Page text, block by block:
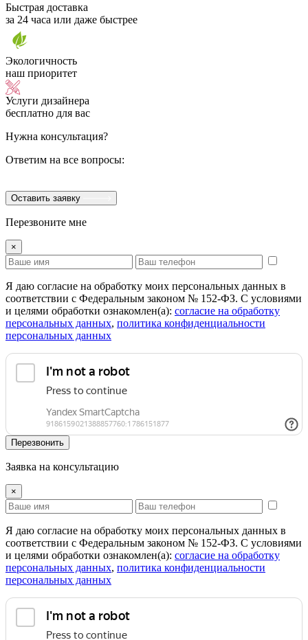
Быстрая доставка
за 24 часа или даже быстрее
Экологичность
наш приоритет
Услуги дизайнера
бесплатно для вас
Нужна консультация?
Ответим на все вопросы:
Оставить заявку
Перезвоните мне
×
Я даю согласие на обработку моих персональных данных в
соответствии с Федеральным законом № 152-ФЗ. С условиями
и целями обработки ознакомлен(а): cогласие на обработку
персональных данных, политика конфиденциальности
персональных данных
Перезвонить
Заявка на консультацию
×
Я даю согласие на обработку моих персональных данных в
соответствии с Федеральным законом № 152-ФЗ. С условиями
и целями обработки ознакомлен(а): cогласие на обработку
персональных данных, политика конфиденциальности
персональных данных